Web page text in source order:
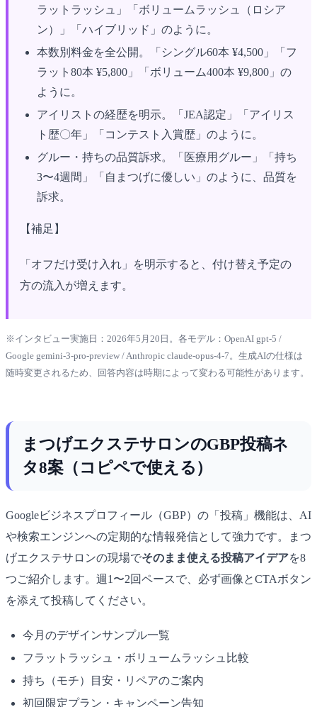
ラットラッシュ」「ボリュームラッシュ（ロシア
ン）」「ハイブリッド」のように。
本数別料金を全公開。「シングル60本 ¥4,500」「フ
ラット80本 ¥5,800」「ボリューム400本 ¥9,800」の
ように。
アイリストの経歴を明示。「JEA認定」「アイリス
ト歴〇年」「コンテスト入賞歴」のように。
グルー・持ちの品質訴求。「医療用グルー」「持ち
3〜4週間」「自まつげに優しい」のように、品質を
訴求。
【補足】
「オフだけ受け入れ」を明示すると、付け替え予定の
方の流入が増えます。
※インタビュー実施日：2026年5月20日。各モデル：OpenAI gpt-5 /
Google gemini-3-pro-preview / Anthropic claude-opus-4-7。生成AIの仕様は
随時変更されるため、回答内容は時期によって変わる可能性があります。
まつげエクステサロンのGBP投稿ネ
タ8案（コピペで使える）
Googleビジネスプロフィール（GBP）の「投稿」機能は、AI
や検索エンジンへの定期的な情報発信として強力です。まつ
げエクステサロンの現場でそのまま使える投稿アイデアを8
つご紹介します。週1〜2回ペースで、必ず画像とCTAボタン
を添えて投稿してください。
今月のデザインサンプル一覧
フラットラッシュ・ボリュームラッシュ比較
持ち（モチ）目安・リペアのご案内
初回限定プラン・キャンペーン告知